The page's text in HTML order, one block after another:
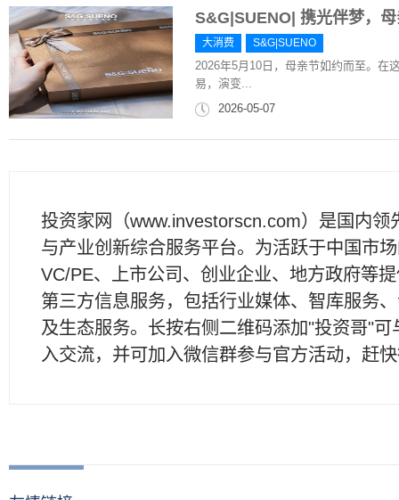
S&G|SUENO| 携光伴梦，
大消费 S&G|SUENO
2026年5月10日，母亲节如约而至。在
易，演变...
2026-05-07
投资家网（www.investorscn.com）是国内领
与产业创新综合服务平台。为活跃于中国市
VC/PE、上市公司、创业企业、地方政府等
第三方信息服务，包括行业媒体、智库服务
及生态服务。长按右侧二维码添加"投资哥"可
入交流，并可加入微信群参与官方活动，赶